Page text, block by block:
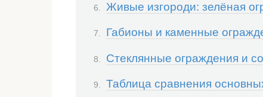
Живые изгороди: зелёная
Габионы и каменные
Стеклянные ограждения и
Таблица сравнения